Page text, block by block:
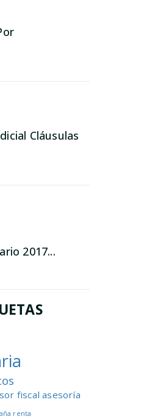
Cláusulas
2017...
fiscal asesoría
renta